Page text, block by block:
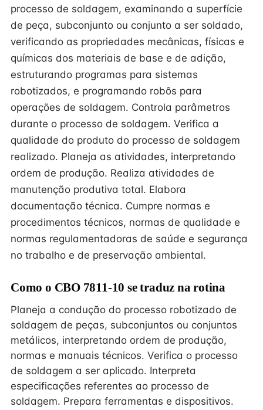
processo de soldagem, examinando a superfície
de peça, subconjunto ou conjunto a ser soldado,
verificando as propriedades mecânicas, físicas e
químicas dos materiais de base e de adição,
estruturando programas para sistemas
robotizados, e programando robôs para
operações de soldagem. Controla parâmetros
durante o processo de soldagem. Verifica a
qualidade do produto do processo de soldagem
realizado. Planeja as atividades, interpretando
ordem de produção. Realiza atividades de
manutenção produtiva total. Elabora
documentação técnica. Cumpre normas e
procedimentos técnicos, normas de qualidade e
normas regulamentadoras de saúde e segurança
no trabalho e de preservação ambiental.
Como o CBO 7811-10 se traduz na rotina
Planeja a condução do processo robotizado de
soldagem de peças, subconjuntos ou conjuntos
metálicos, interpretando ordem de produção,
normas e manuais técnicos. Verifica o processo
de soldagem a ser aplicado. Interpreta
especificações referentes ao processo de
soldagem. Prepara ferramentas e dispositivos.